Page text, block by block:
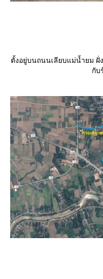
ตั้งอยู่บนถนนเลียบแม่น้ำยม ฝั่
กับ